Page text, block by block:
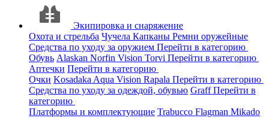
Экипировка и снаряжение
Охота и стрельба Чучела Капканы Ремни оружейные
Средства по уходу за оружием Перейти в категорию
Обувь Alaskan Norfin Vision Torvi Перейти в категорию
Аптечки Перейти в категорию
Очки Kosadaka Aqua Vision Rapala Перейти в категорию
Средства по уходу за одеждой, обувью GraffПерейти в
категорию
Платформы и комплектующие Trabucco Flagman Mikado